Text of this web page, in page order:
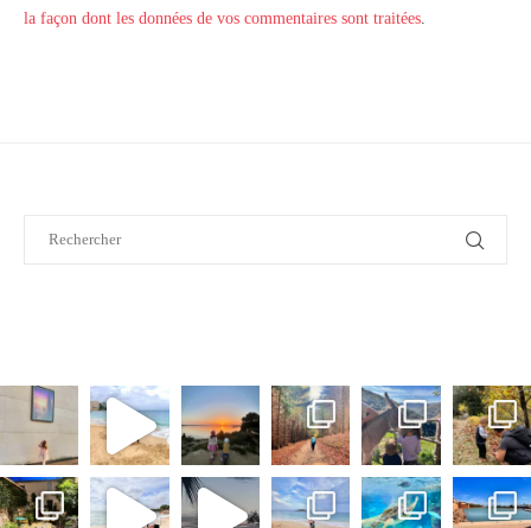
la façon dont les données de vos commentaires sont traitées.